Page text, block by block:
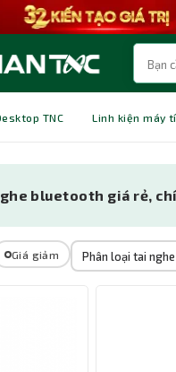
TNC Linh kiện máy
bluetooth giá rẻ,
Giá giảm Phân loại tai nghe